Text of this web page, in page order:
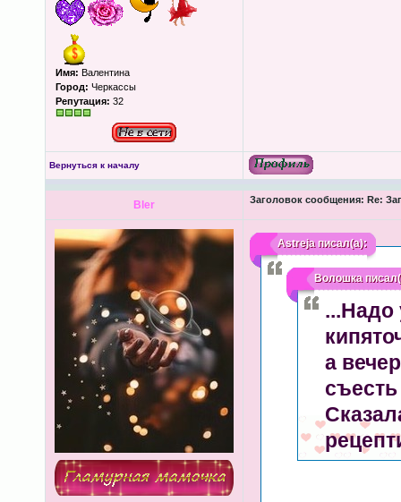
Имя: Валентина
Город: Черкассы
Репутация: 32
Вернуться к началу
Bler Заголовок сообщения: Re:
Astrejaписал(а):
Волошка
...Надо
а